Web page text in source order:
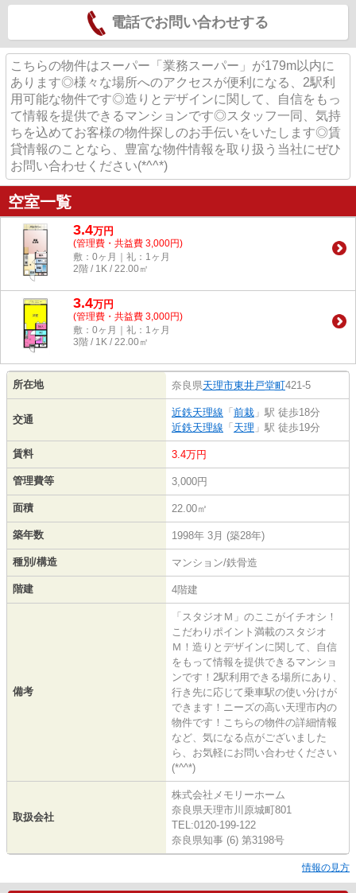
電話でお問い合わせする
こちらの物件はスーパー「業務スーパー」が179m以内に
あります◎様々な場所へのアクセスが便利になる、2駅利
用可能な物件です◎造りとデザインに関して、自信をもっ
て情報を提供できるマンションです◎スタッフ一同、気持
ちを込めてお客様の物件探しのお手伝いをいたします◎賃
貸情報のことなら、豊富な物件情報を取り扱う当社にぜひ
お問い合わせください(*^^*)
空室一覧
3.4万円
(管理費・共益費 3,000円)
敷：0ヶ月｜礼：1ヶ月
2階 / 1K / 22.00㎡
3.4万円
(管理費・共益費 3,000円)
敷：0ヶ月｜礼：1ヶ月
3階 / 1K / 22.00㎡
所在地 奈良県天理市東井戸堂町421-5
交通
近鉄天理線 「 前栽 」駅 徒歩18分
近鉄天理線 「 天理 」駅 徒歩19分
賃料 3.4万円
管理費等 3,000円
面積 22.00㎡
築年数 1998年 3月 (築28年)
種別/構造 マンション/鉄骨造
階建 4階建
備考
「スタジオＭ」のここがイチオシ！
こだわりポイント満載のスタジオ
Ｍ！造りとデザインに関して、自信
をもって情報を提供できるマンショ
ンです！2駅利用できる場所にあり、
行き先に応じて乗車駅の使い分けが
できます！ニーズの高い天理市内の
物件です！こちらの物件の詳細情報
など、気になる点がございました
ら、お気軽にお問い合わせください
(*^^*)
取扱会社
株式会社メモリーホーム
奈良県天理市川原城町801
TEL:0120-199-122
奈良県知事 (6) 第3198号
情報の見方